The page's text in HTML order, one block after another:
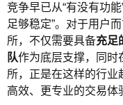
竞争早已从“有没有功
足够稳定”。对于用户
所，不仅需要具备充足
队作为底层支撑，同时
所，正是在这样的行业
高效、更专业的交易体